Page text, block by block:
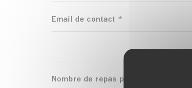
Email de contact *
Nombre de repas pour le stand